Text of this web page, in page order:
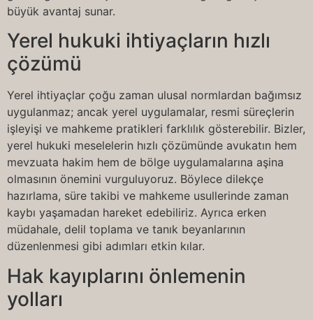
büyük avantaj sunar.
Yerel hukuki ihtiyaçların hızlı
çözümü
Yerel ihtiyaçlar çoğu zaman ulusal normlardan bağımsız
uygulanmaz; ancak yerel uygulamalar, resmi süreçlerin
işleyişi ve mahkeme pratikleri farklılık gösterebilir. Bizler,
yerel hukuki meselelerin hızlı çözümünde avukatın hem
mevzuata hakim hem de bölge uygulamalarına aşina
olmasının önemini vurguluyoruz. Böylece dilekçe
hazırlama, süre takibi ve mahkeme usullerinde zaman
kaybı yaşamadan hareket edebiliriz. Ayrıca erken
müdahale, delil toplama ve tanık beyanlarının
düzenlenmesi gibi adımları etkin kılar.
Hak kayıplarını önlemenin
yolları